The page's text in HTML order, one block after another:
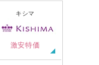
キシマ
激安特価